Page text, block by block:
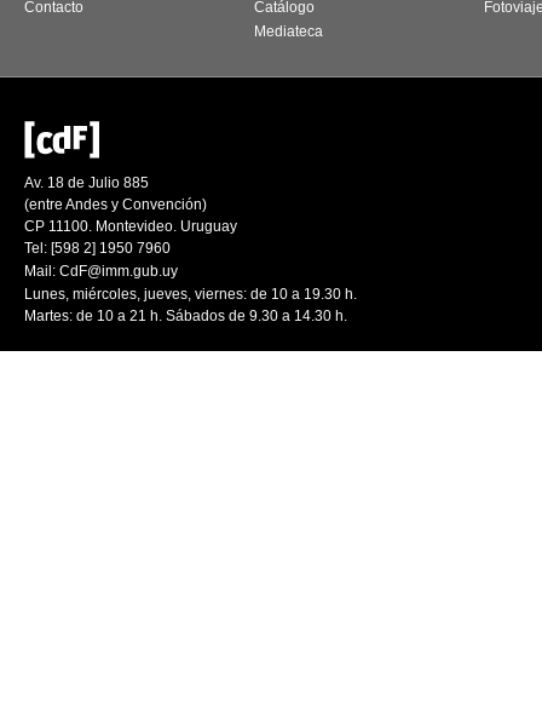
Contacto
Catálogo
Mediateca
Av. 18 de Julio 885
(entre Andes y Convención)
CP 11100. Montevideo. Uruguay
Tel: [598 2] 1950 7960
Mail: CdF@imm.gub.uy
Lunes, miércoles, jueves, viernes: de 10 a 19.30 h.
Martes: de 10 a 21 h. Sábados de 9.30 a 14.30 h.